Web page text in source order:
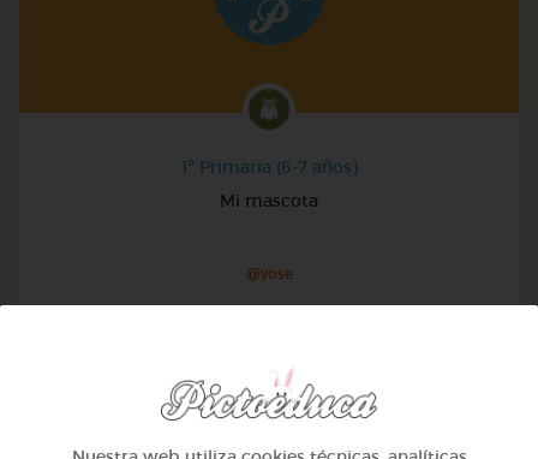
1º Primaria (6-7 años)
Mi mascota
@yose